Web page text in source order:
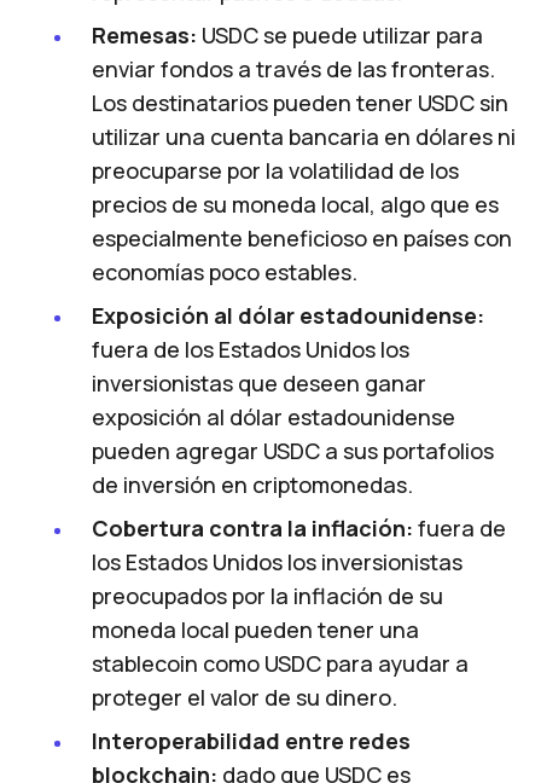
Remesas: USDC se puede utilizar para
enviar fondos a través de las fronteras.
Los destinatarios pueden tener USDC sin
utilizar una cuenta bancaria en dólares ni
preocuparse por la volatilidad de los
precios de su moneda local, algo que es
especialmente beneficioso en países con
economías poco estables.
Exposición al dólar estadounidense:
fuera de los Estados Unidos los
inversionistas que deseen ganar
exposición al dólar estadounidense
pueden agregar USDC a sus portafolios
de inversión en criptomonedas.
Cobertura contra la inflación: fuera de
los Estados Unidos los inversionistas
preocupados por la inflación de su
moneda local pueden tener una
stablecoin como USDC para ayudar a
proteger el valor de su dinero.
Interoperabilidad entre redes
blockchain: dado que USDC es